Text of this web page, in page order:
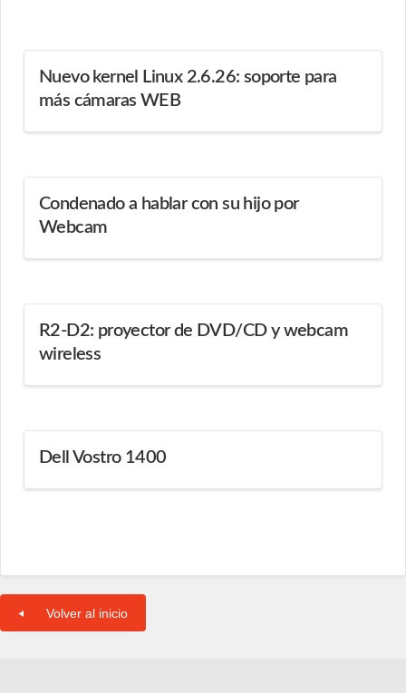
Nuevo kernel Linux 2.6.26: soporte para
más cámaras WEB
Condenado a hablar con su hijo por
Webcam
R2-D2: proyector de DVD/CD y webcam
wireless
Dell Vostro 1400
Volver al inicio